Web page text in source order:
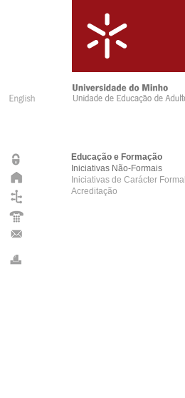
Educação e Formação
Iniciativas Não-Formais
Iniciativas de Carácter Formal
Acreditação